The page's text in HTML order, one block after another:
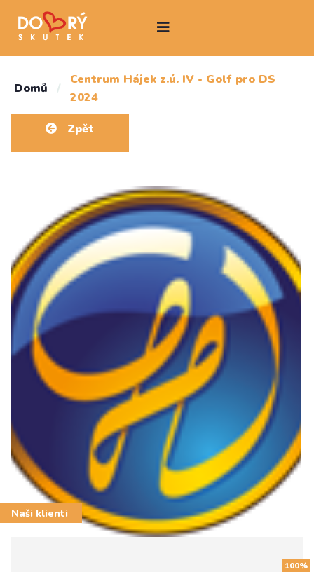
Domů /
Centrum Hájek z.ú. IV - Golf pro DS
2024
Zpět
Naši klienti
100%